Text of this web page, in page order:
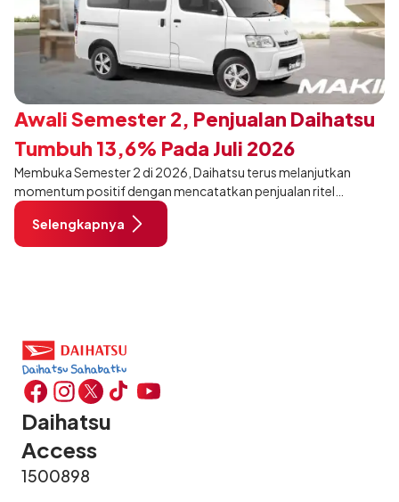
Awali Semester 2, Penjualan Daihatsu
Tumbuh 13,6% Pada Juli 2026
Membuka Semester 2 di 2026, Daihatsu terus melanjutkan
momentum positif dengan mencatatkan penjualan ritel
sebanyak 12.750 unit pada Juli 2026. Capaian tersebut tumbuh
13,6% dibandingkan periode yang sama tahun lalu sebanyak
11.220 unit, dan tetap stabil dibandingkan bulan Juni 2026 lalu.
Selengkapnya
Daihatsu
Access
1500898